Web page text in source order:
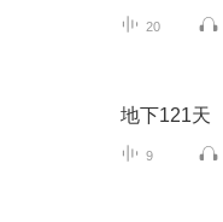
20
地下121天
9